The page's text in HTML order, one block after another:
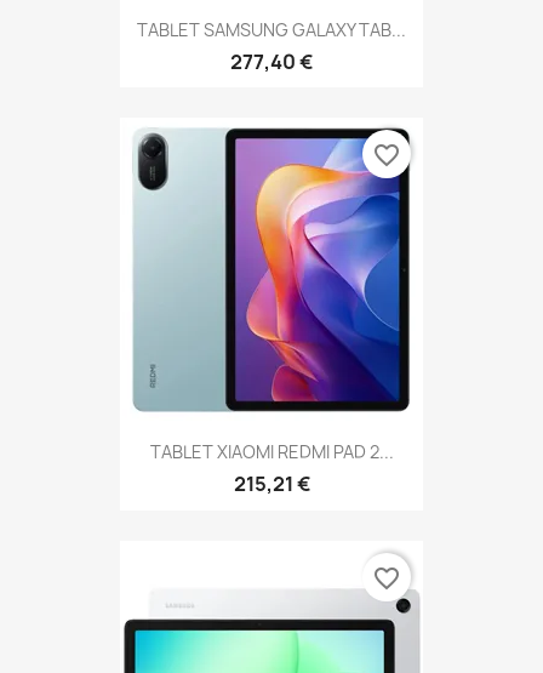
TABLET SAMSUNG GALAXY TAB...
277,40 €
TABLET XIAOMI REDMI PAD 2...
215,21 €
favorite_border
favorite_border